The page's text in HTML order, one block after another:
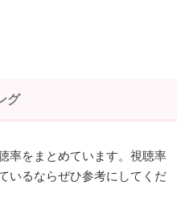
グ
率をまとめています。視聴率
いるならぜひ参考にしてくだ